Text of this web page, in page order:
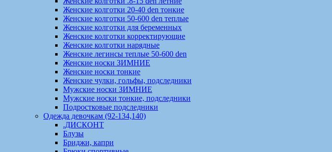
Женские колготки 20-40 den тонкие
Женские колготки 50-600 den теплые
Женские колготки для беременных
Женские колготки корректирующие
Женские колготки нарядные
Женские легинсы теплые 50-600 den
Женские носки ЗИМНИЕ
Женские носки тонкие
Женские чулки, гольфы, подследники
Мужские носки ЗИМНИЕ
Мужские носки тонкие, подследники
Подростковые подследники
Одежда девочкам (92-134,140)
.ДИСКОНТ
Блузы
Бриджи, капри